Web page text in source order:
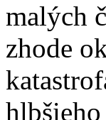
malých
zhode